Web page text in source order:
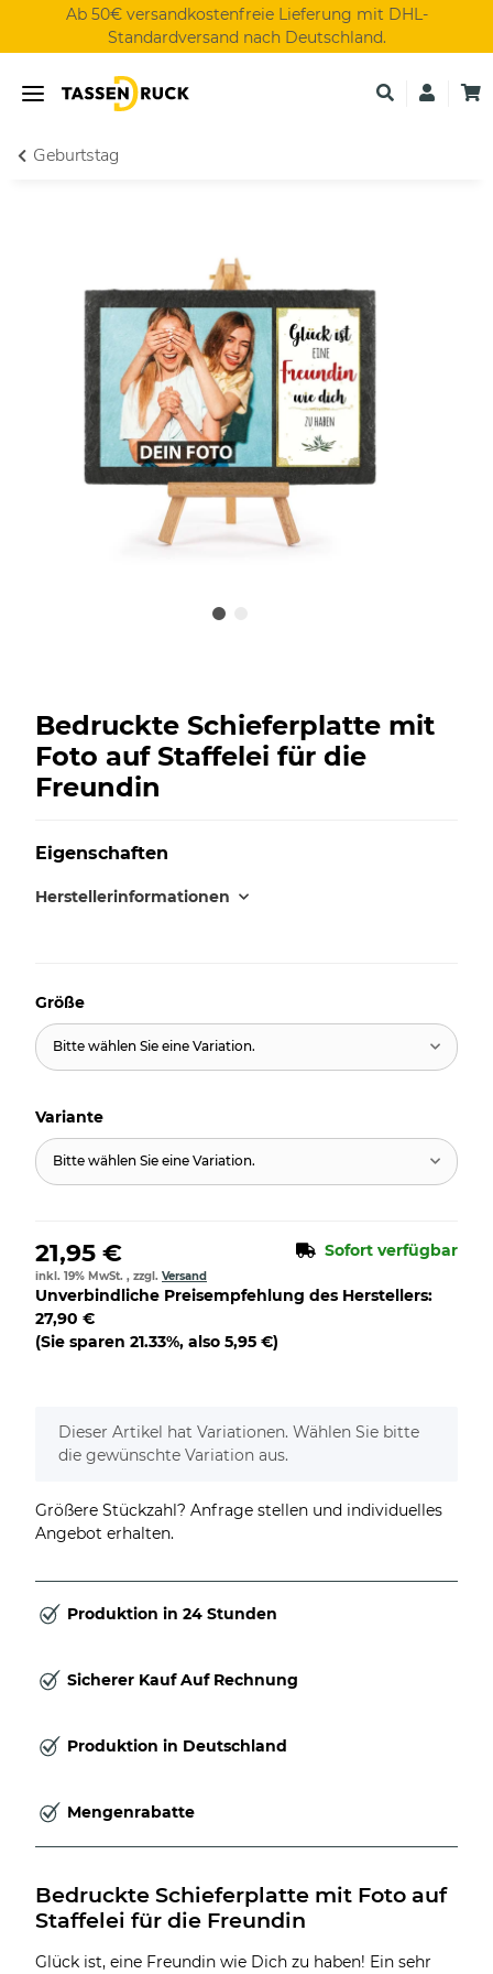
Ab 50€ versandkostenfreie Lieferung mit DHL-
Standardversand nach Deutschland.
Geburtstag
Bedruckte Schieferplatte mit
Foto auf Staffelei für die
Freundin
Eigenschaften
Herstellerinformationen
Größe
Bitte wählen Sie eine Variation.
Variante
Bitte wählen Sie eine Variation.
21,95 € Sofort verfügbar
inkl. 19% MwSt. , zzgl. Versand
Unverbindliche Preisempfehlung des Herstellers:
27,90 €
(Sie sparen 21.33%, also 5,95 €)
x
Dieser Artikel hat Variationen. Wählen Sie bitte
die gewünschte Variation aus.
Größere Stückzahl? Anfrage stellen und individuelles
Angebot erhalten.
Produktion in 24 Stunden
Sicherer Kauf Auf Rechnung
Produktion in Deutschland
Mengenrabatte
Bedruckte Schieferplatte mit Foto auf
Staffelei für die Freundin
Glück ist, eine Freundin wie Dich zu haben! Ein sehr